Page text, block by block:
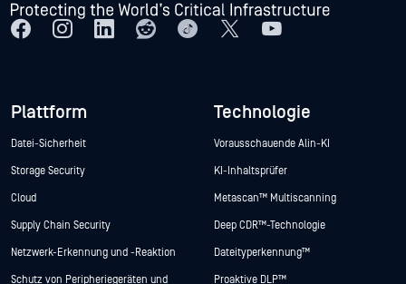
Plattform
Datei-Sicherheit
Storage Security
Cloud
Supply Chain Security
Netzwerk-Erkennung und -Reaktion
Schutz von Peripheriegeräten und
Technologie
Vorausschauende Alin-KI
KI-Inhaltsprüfer
Metascan™ Multiscanning
Deep CDR™-Technologie
Dateityperkennung™
Proaktive DLP™